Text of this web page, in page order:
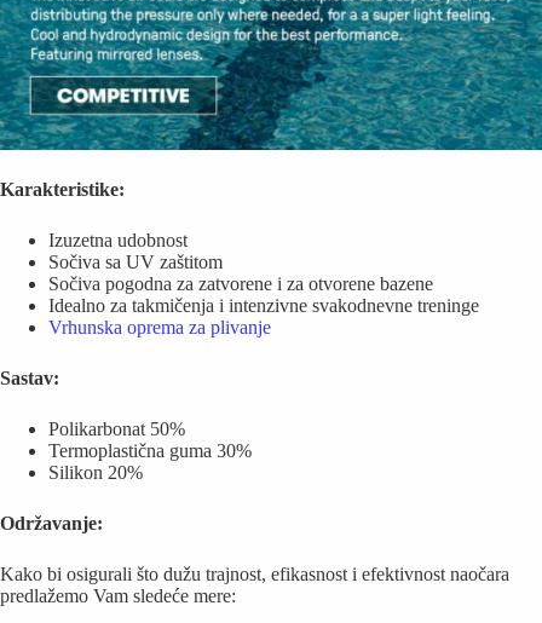
Karakteristike:
Izuzetna udobnost
Sočiva sa UV zaštitom
Sočiva pogodna za zatvorene i za otvorene bazene
Idealno za takmičenja i intenzivne svakodnevne treninge
Vrhunska oprema za plivanje
Sastav:
Polikarbonat 50%
Termoplastična guma 30%
Silikon 20%
Održavanje:
Kako bi osigurali što dužu trajnost, efikasnost i efektivnost naočara
predlažemo Vam sledeće mere: